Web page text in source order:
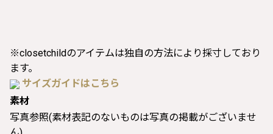
※closetchildのアイテムは独自の方法により採寸しており
ます。
サイズガイドはこちら
素材
写真参照(素材表記のないものは写真の掲載がございませ